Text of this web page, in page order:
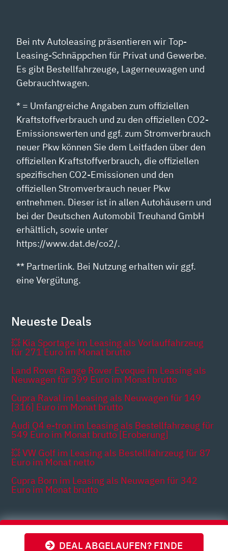
DEAL ABGELAUFEN? FINDE
Bei ntv Autoleasing präsentieren wir Top-
Leasing-Schnäppchen für Privat und Gewerbe.
Es gibt Bestellfahrzeuge, Lagerneuwagen und
Gebrauchtwagen.
* = Umfangreiche Angaben zum offiziellen
Kraftstoffverbrauch und zu den offiziellen CO2-
Emissionswerten und ggf. zum Stromverbrauch
neuer Pkw können Sie dem Leitfaden über den
offiziellen Kraftstoffverbrauch, die offiziellen
spezifischen CO2-Emissionen und den
offiziellen Stromverbrauch neuer Pkw
entnehmen. Dieser ist in allen Autohäusern und
bei der Deutschen Automobil Treuhand GmbH
erhältlich, sowie unter
https://www.dat.de/co2/.
** Partnerlink. Bei Nutzung erhalten wir ggf.
eine Vergütung.
Neueste Deals
💥 Kia Sportage im Leasing als Vorlauffahrzeug
für 271 Euro im Monat brutto
Land Rover Range Rover Evoque im Leasing als
Neuwagen für 399 Euro im Monat brutto
Cupra Raval im Leasing als Neuwagen für 149
[316] Euro im Monat brutto
Audi Q4 e-tron im Leasing als Bestellfahrzeug für
549 Euro im Monat brutto [Eroberung]
💥 VW Golf im Leasing als Bestellfahrzeug für 87
Euro im Monat netto
Cupra Born im Leasing als Neuwagen für 342
Euro im Monat brutto